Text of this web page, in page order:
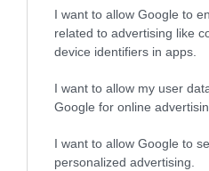
I want to allow Google to
related to advertising like
device identifiers in apps.
I want to allow my user
Google for online
I want to allow Google to
personalized advertising.
nagyjából118 ezer
Egy 4 napos Turks- és
utazás a floridai Port
Egy 7 napos alaszkai
nagyjából
132 ezer
Egy 7 napos
körutazás 808